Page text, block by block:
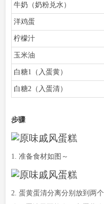
牛奶（奶粉兑水）
洋鸡蛋
柠檬汁
玉米油
白糖1（入蛋黄）
白糖2（入蛋清）
步骤
1. 准备食材如图～
2. 蛋黄蛋清分离分别放到两